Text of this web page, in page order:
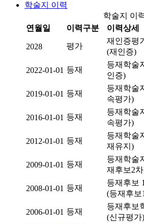
학술지 이력
학술지 이
연월일
이력구분 이력상세
2028 평가
재인증평
(재인증)
2022-01-01 등재
등재학술
인증)
2019-01-01 등재
등재학술
속평가)
2016-01-01 등재
등재학술
속평가)
2012-01-01 등재
등재학술
재유지)
2009-01-01 등재
등재학술
재후보2
2008-01-01 등재
등재후보
(등재후보
2006-01-01 등재
등재후보
(신규평가)